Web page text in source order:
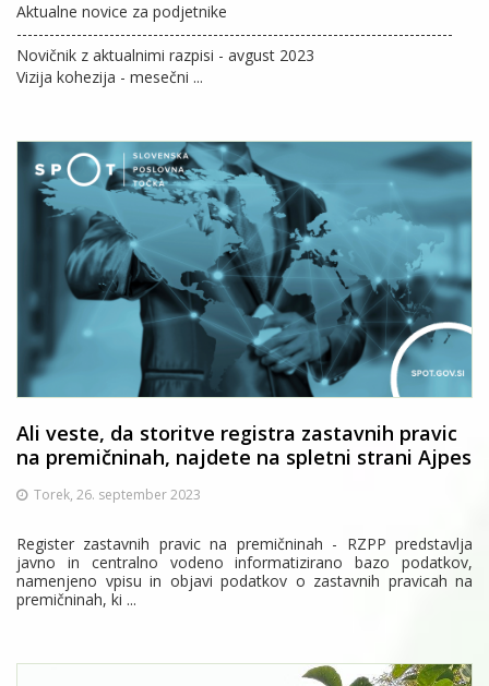
Aktualne novice za podjetnike
--------------------------------------------------------------------------------
Novičnik z aktualnimi razpisi - avgust 2023
Vizija kohezija - mesečni ...
Ali veste, da storitve registra zastavnih pravic
na premičninah, najdete na spletni strani Ajpes
Torek, 26. september 2023
Register zastavnih pravic na premičninah - RZPP predstavlja
javno in centralno vodeno informatizirano bazo podatkov,
namenjeno vpisu in objavi podatkov o zastavnih pravicah na
premičninah, ki ...